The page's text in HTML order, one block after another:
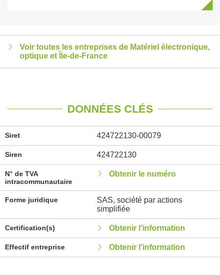
Voir toutes les entreprises de Matériel électronique,
optique et Île-de-France
DONNÉES CLÉS
Siret 424722130-00079
Siren 424722130
N° de TVA
intracommunautaire
Obtenir le numéro
Forme juridique
SAS, société par actions
simplifiée
Certification(s) Obtenir l'information
Effectif entreprise Obtenir l'information